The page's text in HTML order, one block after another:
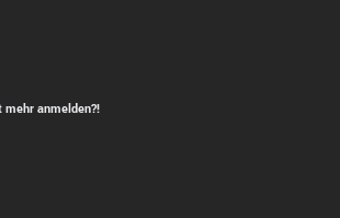
anmelden?!